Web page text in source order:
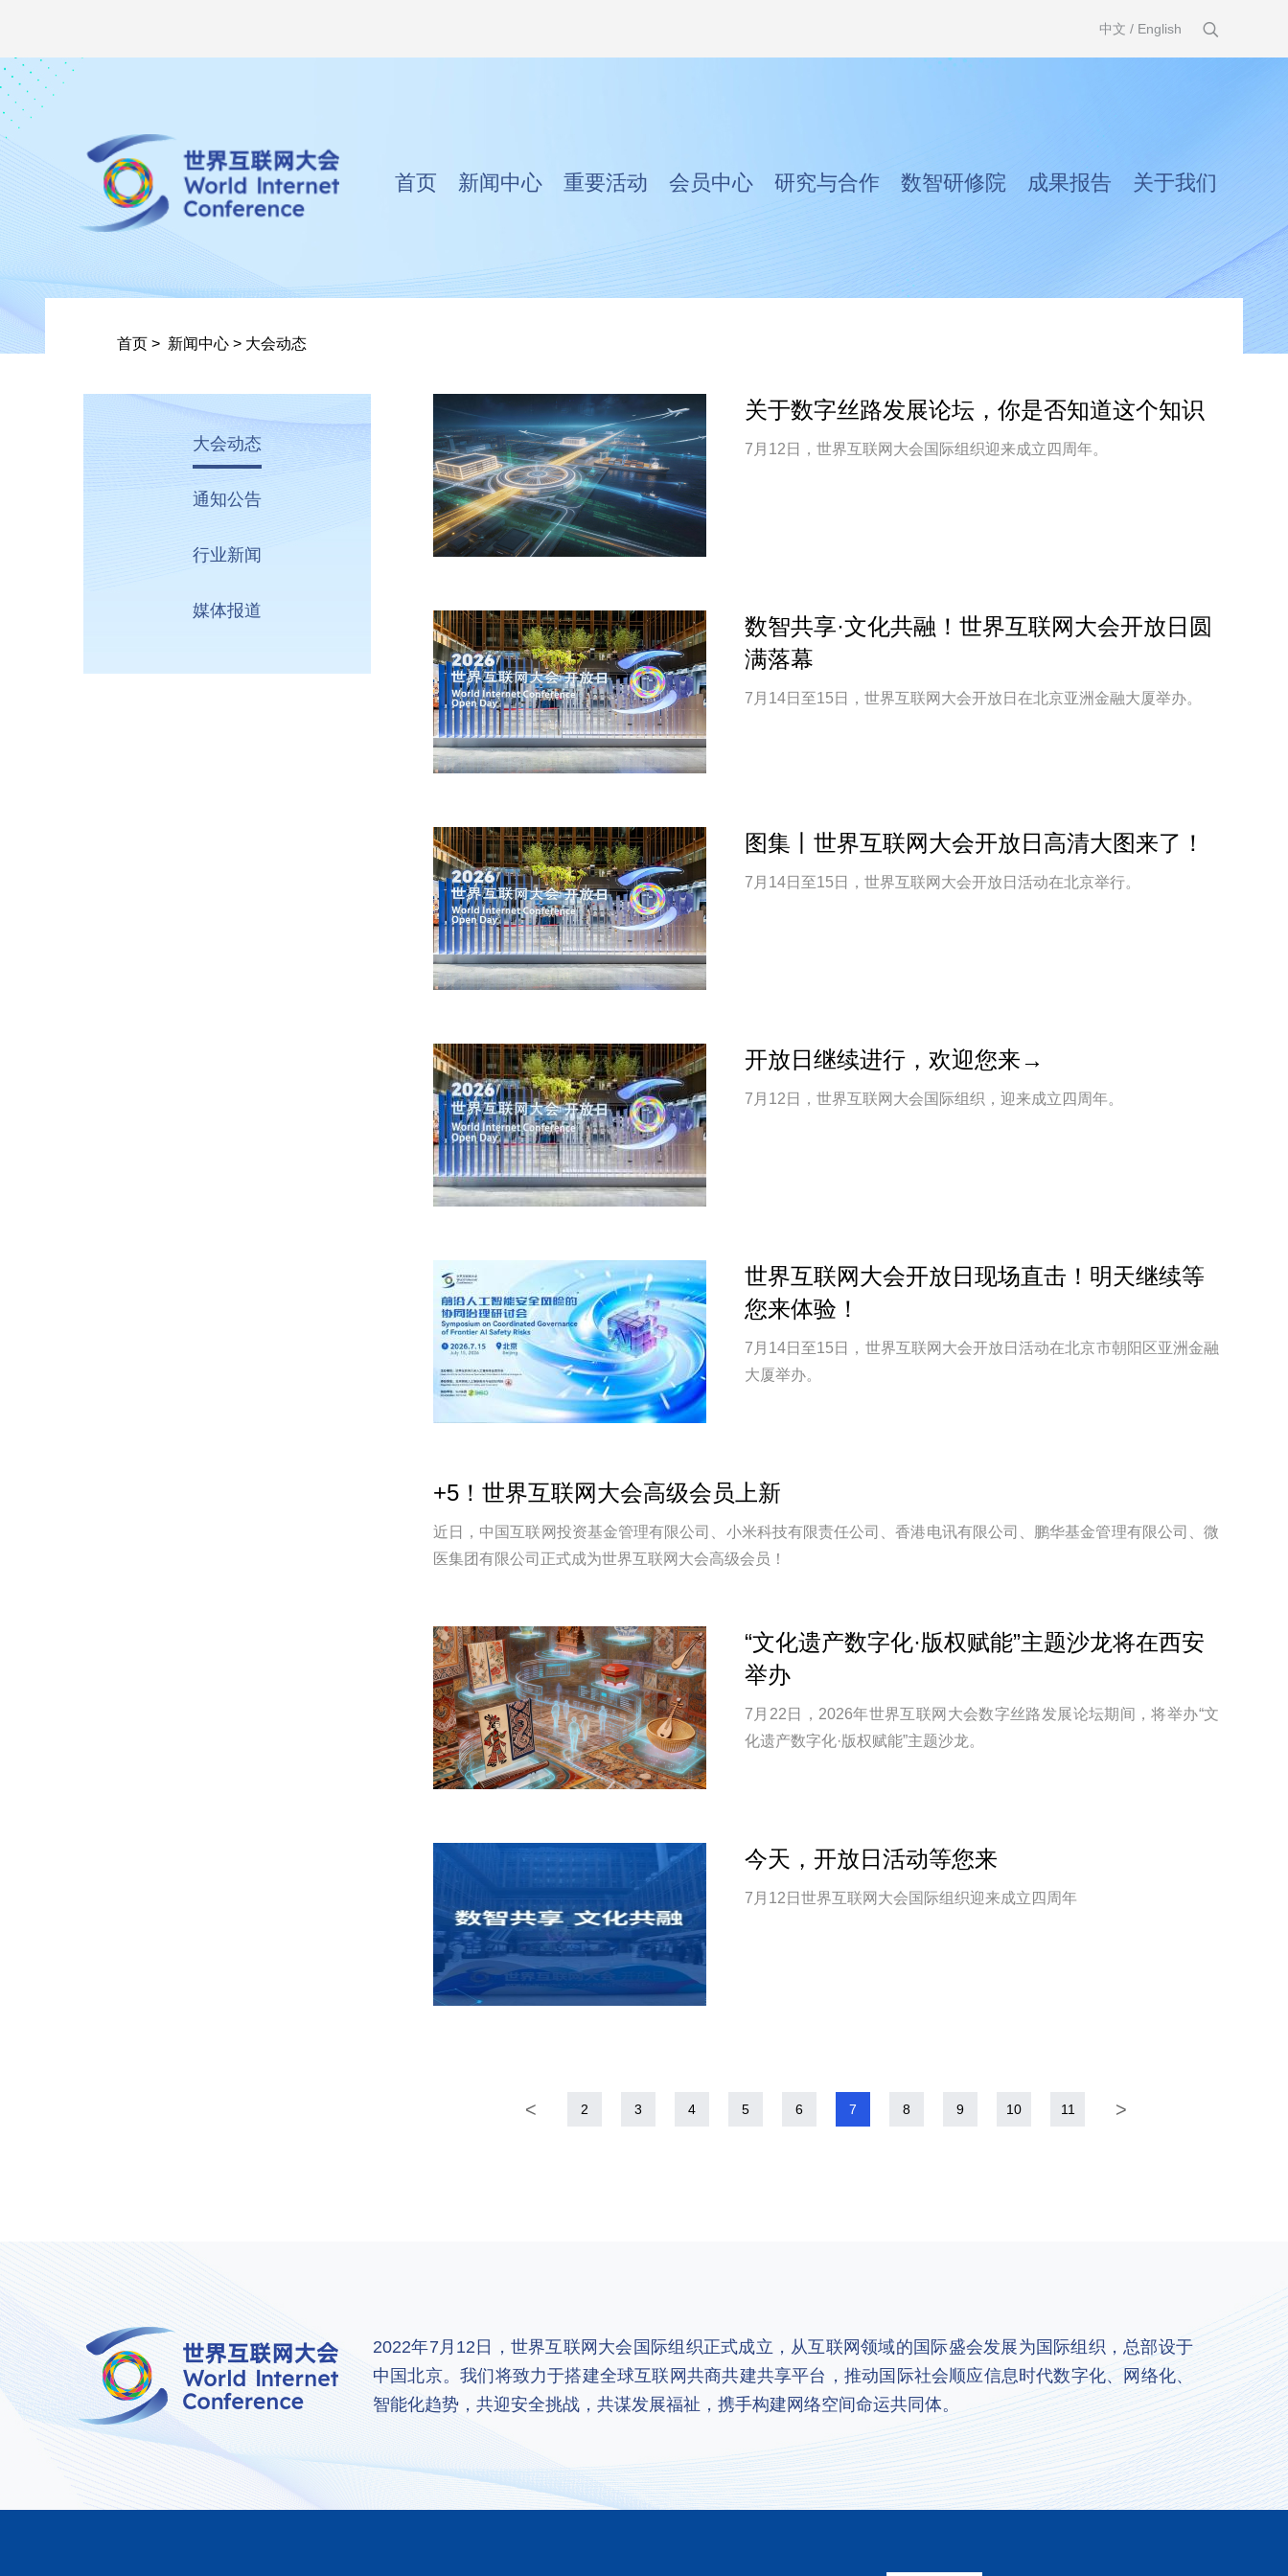
中文 / English
首页 新闻中心 重要活动 会员中心 研究与合作 数智研修院 成果报告 关于我们
首页 > 新闻中心 > 大会动态
大会动态
通知公告
行业新闻
媒体报道
关于数字丝路发展论坛，你是否知道这个知识
7月12日，世界互联网大会国际组织迎来成立四周年。
数智共享·文化共融！世界互联网大会开放日圆
满落幕
7月14日至15日，世界互联网大会开放日在北京亚洲金融大厦举办。
图集丨世界互联网大会开放日高清大图来了！
7月14日至15日，世界互联网大会开放日活动在北京举行。
开放日继续进行，欢迎您来→
7月12日，世界互联网大会国际组织，迎来成立四周年。
世界互联网大会开放日现场直击！明天继续等
您来体验！
7月14日至15日，世界互联网大会开放日活动在北京市朝阳区亚洲金融
大厦举办。
+5！世界互联网大会高级会员上新
近日，中国互联网投资基金管理有限公司、小米科技有限责任公司、香港电讯有限公司、鹏华基金管理有限公司、微
医集团有限公司正式成为世界互联网大会高级会员！
“文化遗产数字化·版权赋能”主题沙龙将在西安
举办
7月22日，2026年世界互联网大会数字丝路发展论坛期间，将举办“文
化遗产数字化·版权赋能”主题沙龙。
今天，开放日活动等您来
7月12日世界互联网大会国际组织迎来成立四周年
< 2 3 4 5 6 7 8 9 10 11 >
2022年7月12日，世界互联网大会国际组织正式成立，从互联网领域的国际盛会发展为国际组织，总部设于
中国北京。我们将致力于搭建全球互联网共商共建共享平台，推动国际社会顺应信息时代数字化、网络化、
智能化趋势，共迎安全挑战，共谋发展福祉，携手构建网络空间命运共同体。